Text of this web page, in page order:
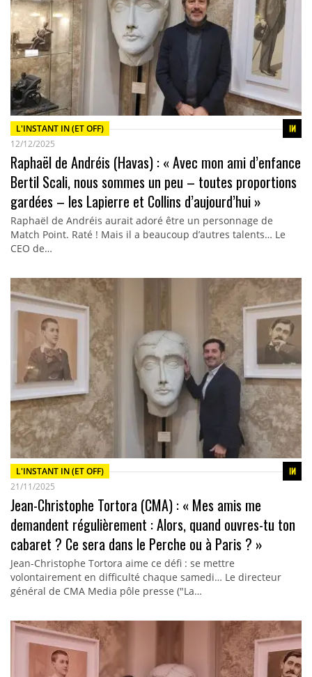
L'INSTANT IN (ET OFF)
12/12/2025
Raphaël de Andréis (Havas) : « Avec mon ami d’enfance
Bertil Scali, nous sommes un peu – toutes proportions
gardées – les Lapierre et Collins d’aujourd’hui »
Raphaël de Andréis aurait adoré être un personnage de
Match Point. Raté ! Mais il a beaucoup d’autres talents… Le
CEO de…
L'INSTANT IN (ET OFF)
21/11/2025
Jean-Christophe Tortora (CMA) : « Mes amis me
demandent régulièrement : Alors, quand ouvres-tu ton
cabaret ? Ce sera dans le Perche ou à Paris ? »
Jean-Christophe Tortora aime ce défi : se mettre
volontairement en difficulté chaque samedi… Le directeur
général de CMA Media pôle presse ("La…